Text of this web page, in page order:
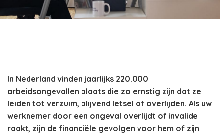
In Nederland vinden jaarlijks 220.000
arbeidsongevallen plaats die zo ernstig zijn dat ze
leiden tot verzuim, blijvend letsel of overlijden. Als uw
werknemer door een ongeval overlijdt of invalide
raakt, zijn de financiële gevolgen voor hem of zijn